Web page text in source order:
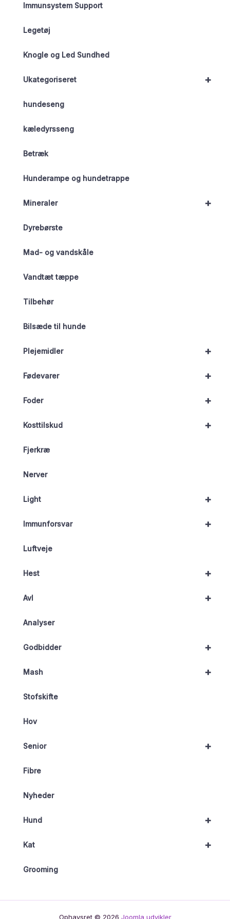
Immunsystem Support
Legetøj
Knogle og Led Sundhed
+
Ukategoriseret
hundeseng
kæledyrsseng
Betræk
Hunderampe og hundetrappe
+
Mineraler
Dyrebørste
Mad- og vandskåle
Vandtæt tæppe
Tilbehør
Bilsæde til hunde
+
Plejemidler
+
Fødevarer
+
Foder
+
Kosttilskud
Fjerkræ
Nerver
+
Light
+
Immunforsvar
Luftveje
+
Hest
+
Avl
Analyser
+
Godbidder
+
Mash
Stofskifte
Hov
+
Senior
Fibre
Nyheder
+
Hund
+
Kat
Grooming
Ophavsret © 2026 Joomla udvikler